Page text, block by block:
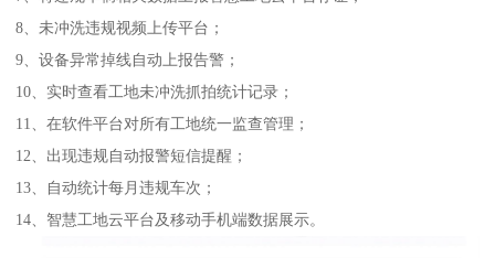
8、未冲洗违规视频上传平台；
9、设备异常掉线自动上报告警；
10、实时查看工地未冲洗抓拍统计记录；
11、在软件平台对所有工地统一监查管理；
12、出现违规自动报警短信提醒；
13、自动统计每月违规车次；
14、智慧工地云平台及移动手机端数据展示。